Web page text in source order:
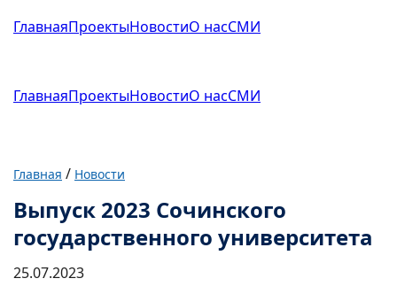
ГлавнаяПроектыНовостиО насСМИ
ГлавнаяПроектыНовостиО насСМИ
Главная / Новости
Выпуск 2023 Сочинского
государственного университета
25.07.2023